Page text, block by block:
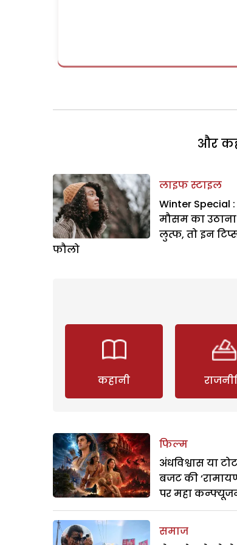
और
लाइफ स्टाइल
Winter Special :
मौसम का
लुत्फ, तो इन
फौलो
कहानी
फिल्म
अंधविश्वास या
बजट की
पर महा
समाज